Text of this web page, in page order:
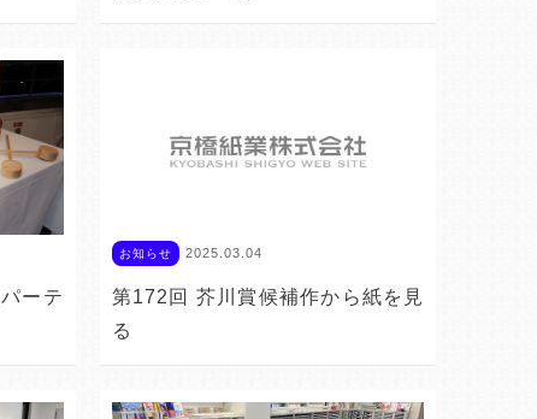
ーテ
お知らせ 2025.03.04
第172回 芥川賞候補作から紙を見
る